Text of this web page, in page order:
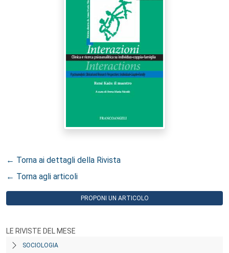
← Torna ai dettagli della Rivista
← Torna agli articoli
PROPONI UN ARTICOLO
LE RIVISTE DEL MESE
SOCIOLOGIA